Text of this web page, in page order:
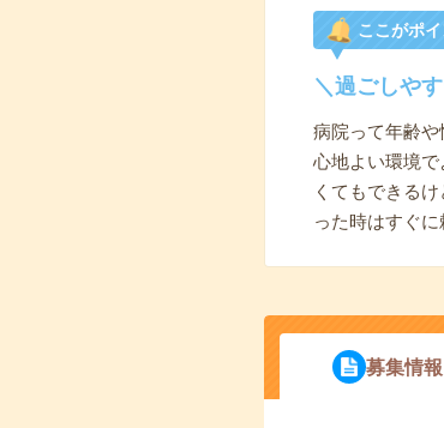
ここがポイ
＼過ごしや
病院って年齢や
心地よい環境
くてもできる
った時はすぐに
募集情報